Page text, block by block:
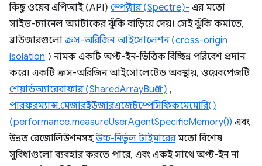
কিছু ওয়েব এপিআই (API) স্পেক্টার (Spectre)- এর মতো
সাইড-চ্যানেল অ্যাটাকের ঝুঁকি বাড়িয়ে দেয়। সেই ঝুঁকি কমাতে,
ব্রাউজারগুলোক্রস-অরিজিন আইসোলেশন (cross-origin
isolation ) নামক একটি অপ্ট-ইন-ভিত্তিক বিচ্ছিন্ন পরিবেশ প্রদান
করে। একটি ক্রস-অরিজিন আইসোলেটেড অবস্থায়, ওয়েবপেজটি
শেয়ার্ডঅ্যারেবাফার (SharedArrayBuffer) ,
পারফরম্যান্স.মেজারইউজারএজেন্টস্পেসিফিকমেমোরি()
(performance.measureUserAgentSpecificMemory()) এবং
উন্নত রেজোলিউশনসহউচ্চ-নির্ভুল টাইমারেরমতো বিশেষ
সুবিধাগুলো ব্যবহার করতে পারে, এবং একই সাথে অপ্ট-ইন না